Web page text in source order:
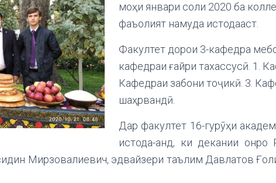
моҳи январи соли 2020 ба
фаъолият намуда истодааст.
Факултет дорои 3-кафедра
кафедраи ғайри тахассусӣ. 1.
Кафедраи забони тоҷикӣ. 3.
шаҳрвандӣ.
Дар факултет 16-гурӯҳи
истода-анд, ки декании
Мирзовалиевич, эдвайзери таълим Давлатов